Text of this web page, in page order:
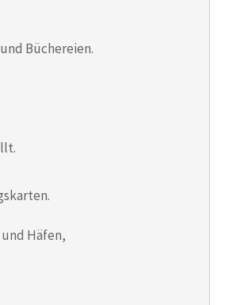
Büchereien.
Häfen,